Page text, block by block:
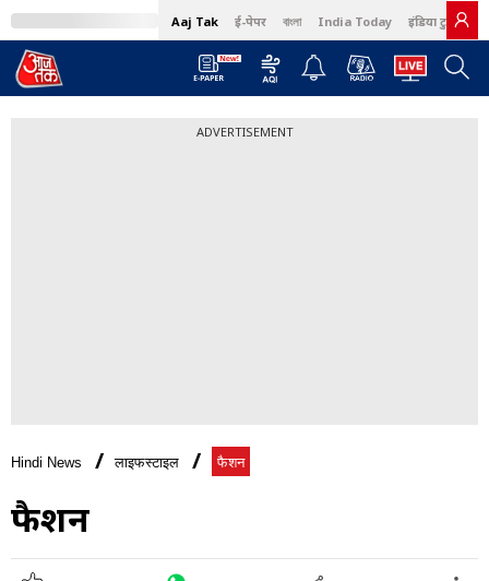
Aaj Tak ई-पेपर বাংলা India Today इंडिया टुडे हिंदी
ADVERTISEMENT
Hindi News लाइफस्टाइल फैशन
फैशन